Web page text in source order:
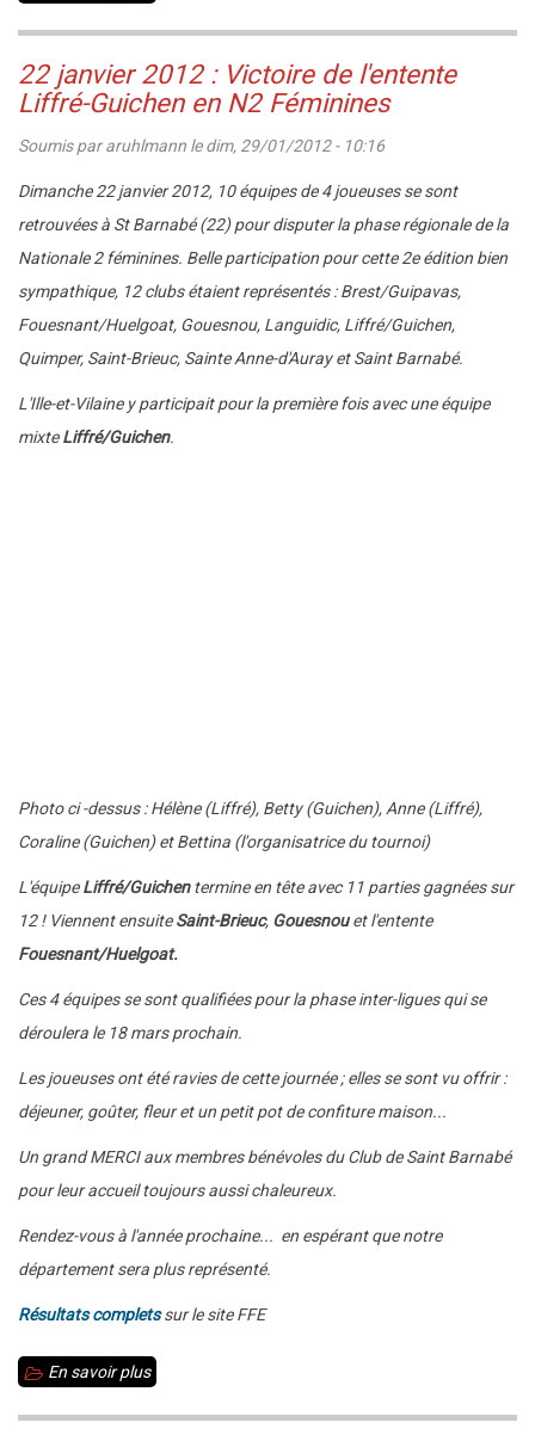
d'Yffiniac
dimanche
18
mars
2012
22 janvier 2012 : Victoire de l'entente
Liffré-Guichen en N2 Féminines
Soumis pararuhlmann ledim, 29/01/2012 - 10:16
Dimanche 22 janvier 2012, 10 équipes de 4 joueuses se sont
retrouvées à St Barnabé (22) pour disputer la phase régionale de la
Nationale 2 féminines. Belle participation pour cette 2e édition bien
sympathique, 12 clubs étaient représentés : Brest/Guipavas,
Fouesnant/Huelgoat, Gouesnou, Languidic, Liffré/Guichen,
Quimper, Saint-Brieuc, Sainte Anne-d'Auray et Saint Barnabé.
L'Ille-et-Vilaine y participait pour la première fois avec une équipe
mixteLiffré/Guichen.
Photo ci -dessus : Hélène (Liffré), Betty (Guichen), Anne (Liffré),
Coraline (Guichen) et Bettina (l'organisatrice du tournoi)
L'équipeLiffré/Guichentermine en tête avec 11 parties gagnées sur
12 ! Viennent ensuiteSaint-Brieuc, Gouesnouet l'entente
Fouesnant/Huelgoat.
Ces 4 équipes se sont qualifiées pour la phase inter-ligues qui se
déroulera le 18 mars prochain.
Les joueuses ont été ravies de cette journée ; elles se sont vu offrir :
déjeuner, goûter, fleur et un petit pot de confiture maison...
Un grand MERCI aux membres bénévoles du Club de Saint Barnabé
pour leur accueil toujours aussi chaleureux.
Rendez-vous à l'année prochaine... en espérant que notre
département sera plus représenté.
Résultats completssur le site FFE
En savoir plussur